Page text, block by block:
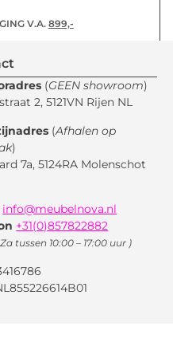
V.A.899,-
(GEEN showroom)
2, 5121VN Rijen NL
(Afhalen op
)
7a, 5124RA Molenschot
info@meubelnova.nl
+31(0)857822882
tussen 10:00 – 17:00 uur )